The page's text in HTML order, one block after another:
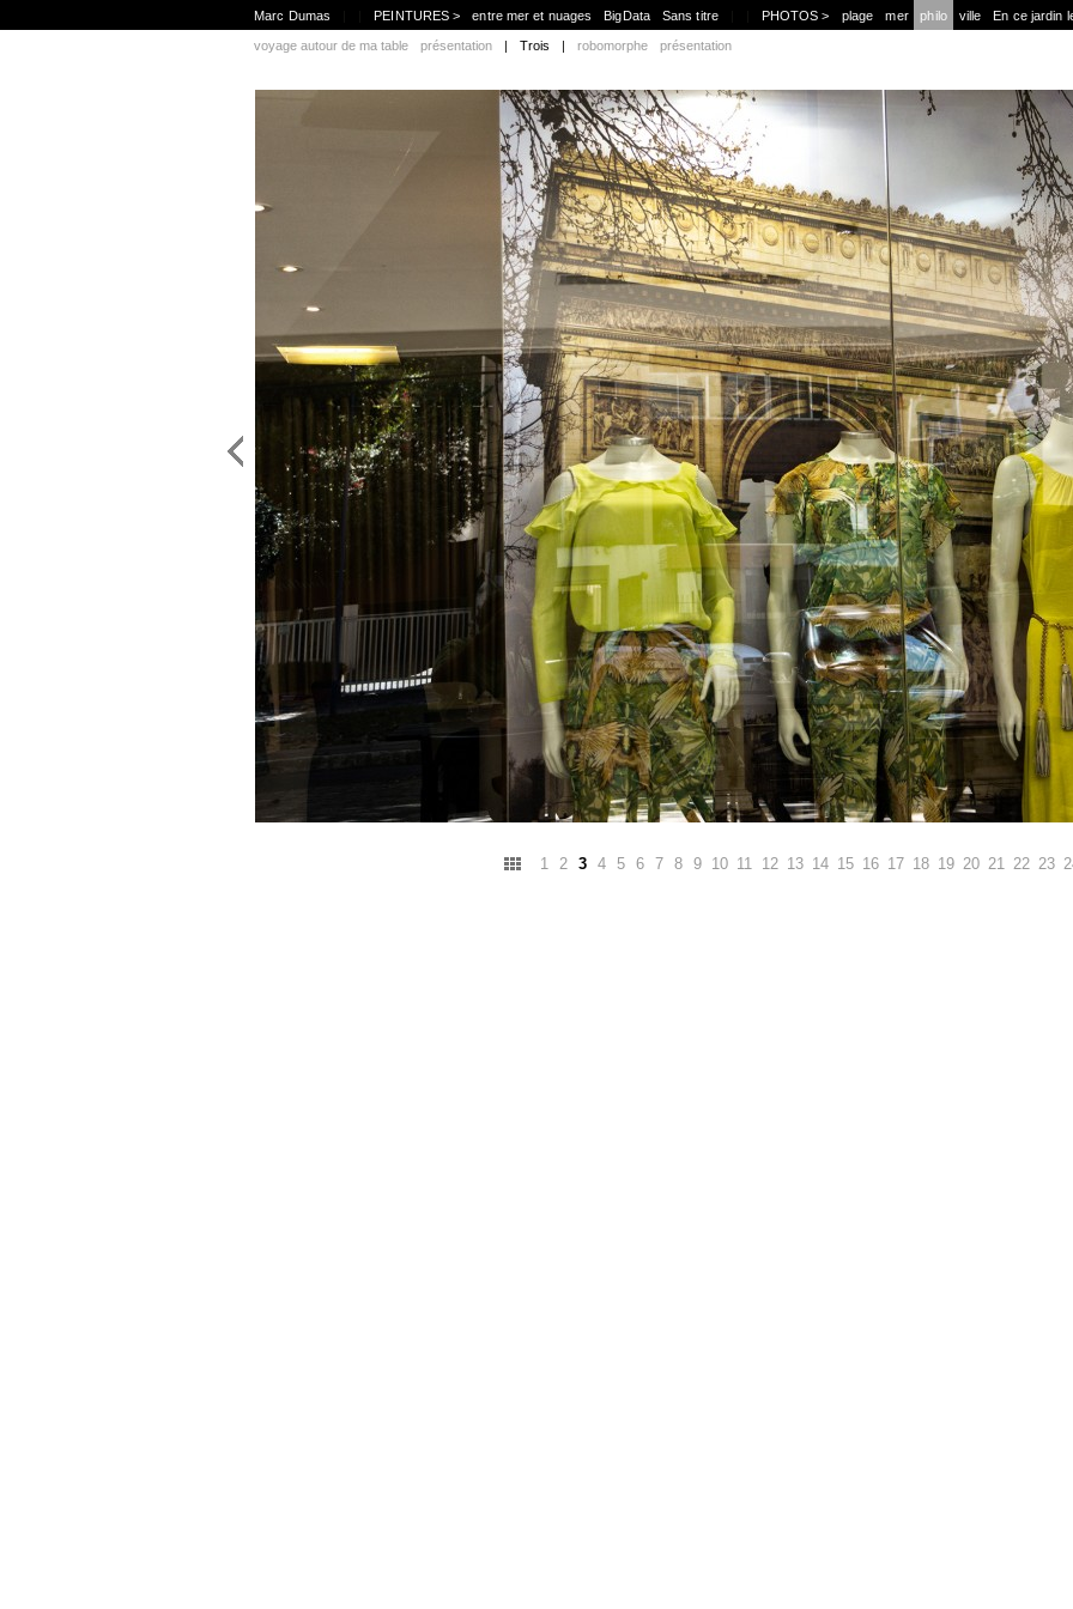
Marc Dumas PEINTURES > entre mer et nuages BigData Sans titre PHOTOS > plage mer philo
voyage autour de ma table présentation | Trois | robomorphe présentation
ville En ce jardin
1 2 3 4 5 6 7 8 9 10 11 12 13 14 15 16 17 18 19 20 21 22 23